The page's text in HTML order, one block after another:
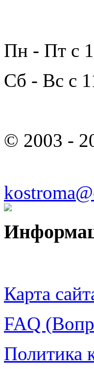
Пн - Пт с
Сб - Вс с
© 2003 -
Карта
FAQ
Политика